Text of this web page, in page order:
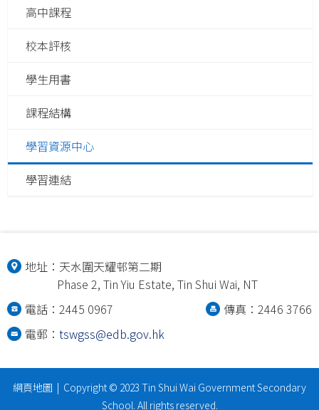
高中課程
校本評核
學生用書
課程結構
學習資源中心
學習連結
地址： 天水圍天耀邨第二期
Phase 2, Tin Yiu Estate, Tin Shui Wai, NT
電話：2445 0967
傳真：2446 3766
電郵： tswgss@edb.gov.hk
網頁地圖 | Copyright © 2023 Tin Shui Wai Government Secondary
School. All rights reserved.